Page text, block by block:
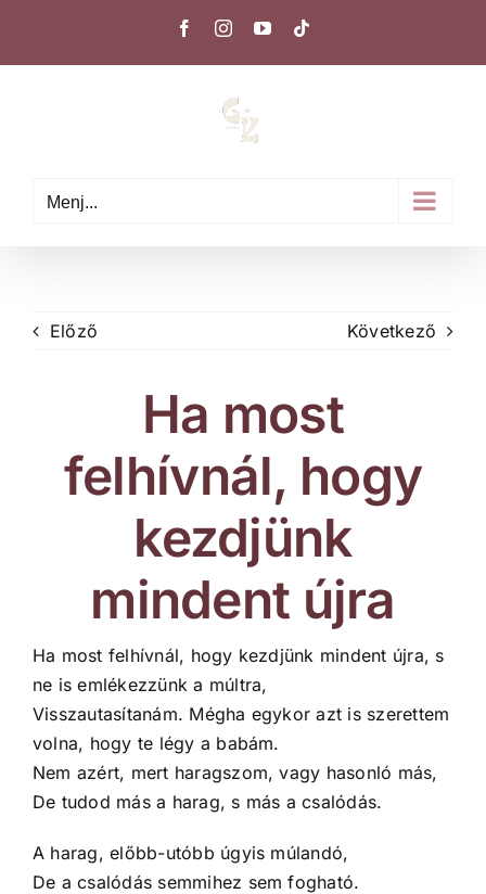
FacebookInstagramYouTube
Menj...
Előző Következő
Ha most
felhívnál, hogy
kezdjünk
mindent újra
Ha most felhívnál, hogy kezdjünk mindent újra, s
ne is emlékezzünk a múltra,
Visszautasítanám. Mégha egykor azt is szerettem
volna, hogy te légy a babám.
Nem azért, mert haragszom, vagy hasonló más,
De tudod más a harag, s más a csalódás.
A harag, előbb-utóbb úgyis múlandó,
De a csalódás semmihez sem fogható.